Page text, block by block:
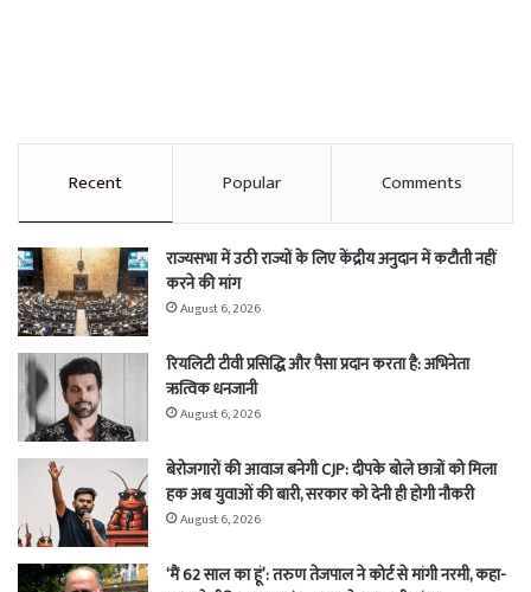
Recent Popular Comments
राज्यसभा में उठी राज्यों के लिए केंद्रीय अनुदान में कटौती नहीं
करने की मांग
August 6, 2026
रियलिटी टीवी प्रसिद्धि और पैसा प्रदान करता है: अभिनेता
ऋत्विक धनजानी
August 6, 2026
बेरोजगारों की आवाज बनेगी CJP: दीपके बोले छात्रों को मिला
हक अब युवाओं की बारी, सरकार को देनी ही होगी नौकरी
August 6, 2026
‘मैं 62 साल का हूं’: तरुण तेजपाल ने कोर्ट से मांगी नरमी, कहा-